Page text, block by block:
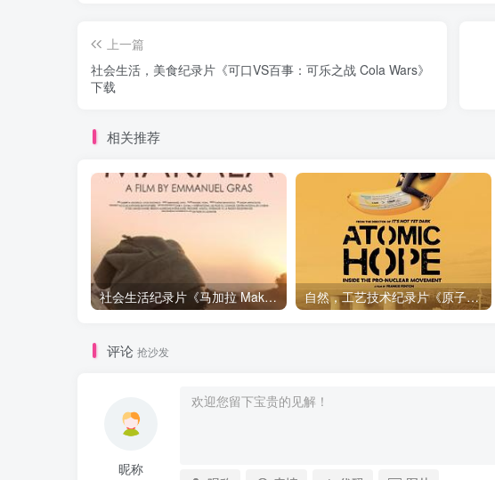
上一篇
社会生活，美食纪录片《可口VS百事：可乐之战 Cola Wars》
下载
相关推荐
社会生活纪录片《马加拉 Makala》下载 自然，工艺技术纪录片《原子能的希望 Atomic Hope – Inside the Pro-Nuclear Movement》下载
评论 抢沙发
昵称